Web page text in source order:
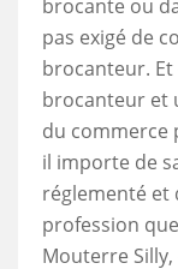
brocante ou
pas exigé de
brocanteur. Et
brocanteur et
du commerce
il importe de
réglementé et
profession
Mouterre